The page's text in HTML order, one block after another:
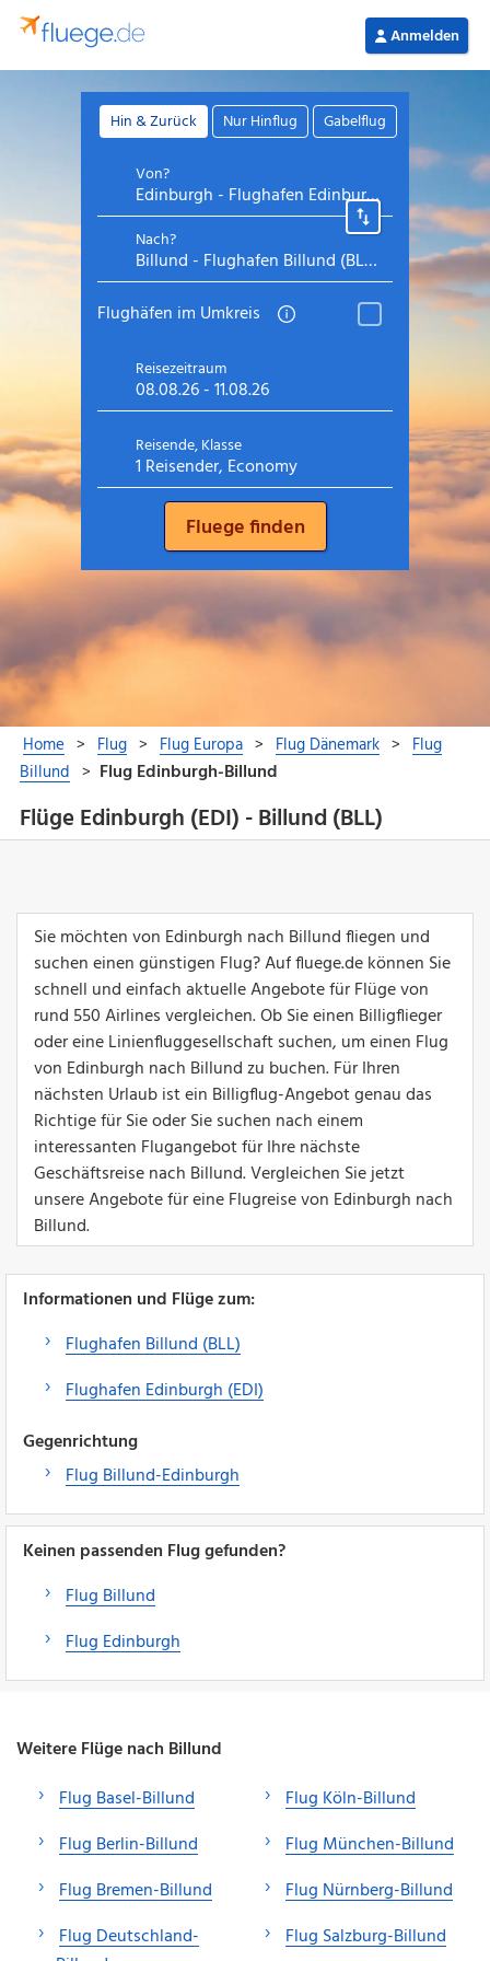
Flüge Edinburgh (EDI) - Billund (BLL)
Sie möchten von Edinburgh nach Billund fliegen und
suchen einen günstigen Flug? Auf fluege.de können Sie
schnell und einfach aktuelle Angebote für Flüge von
rund 550 Airlines vergleichen. Ob Sie einen Billigflieger
oder eine Linienfluggesellschaft suchen, um einen Flug
von Edinburgh nach Billund zu buchen. Für Ihren
nächsten Urlaub ist ein Billigflug-Angebot genau das
Richtige für Sie oder Sie suchen nach einem
interessanten Flugangebot für Ihre nächste
Geschäftsreise nach Billund. Vergleichen Sie jetzt
unsere Angebote für eine Flugreise von Edinburgh nach
Billund.
Informationen und Flüge zum:
Flughafen Billund (BLL)
Flughafen Edinburgh (EDI)
Gegenrichtung
Flug Billund-Edinburgh
Keinen passenden Flug gefunden?
Flug Billund
Flug Edinburgh
Weitere Flüge nach Billund
Flug Basel-Billund
Flug Berlin-Billund
Flug Bremen-Billund
Flug Deutschland-
Flug Köln-Billund
Flug München-Billund
Flug Nürnberg-Billund
Flug Salzburg-Billund